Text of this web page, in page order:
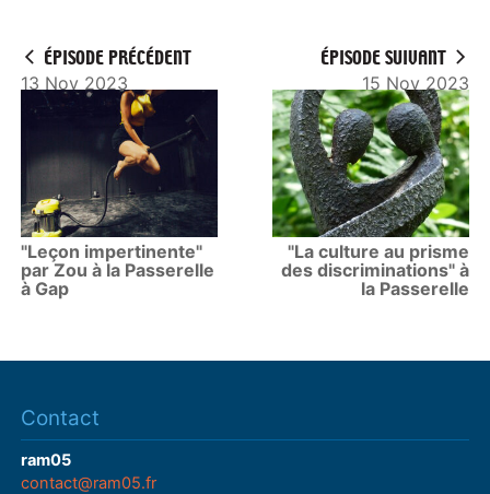
ÉPISODE PRÉCÉDENT
13 Nov 2023
"Leçon impertinente"
par Zou à la Passerelle
à Gap
ÉPISODE SUIVANT
15 Nov 2023
"La culture au prisme
des discriminations" à
la Passerelle
Contact
ram05
contact@ram05.fr